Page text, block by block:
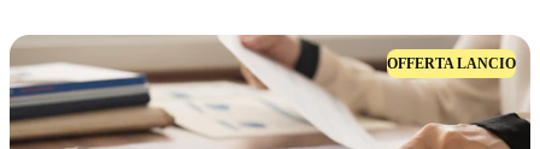
OFFERTA LANCIO